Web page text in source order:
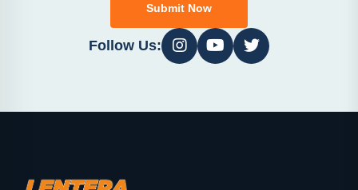
Submit Now
Follow Us: